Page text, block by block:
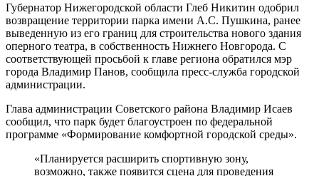
Губернатор Нижегородской области Глеб Никитин одобрил
возвращение территории парка имени А.С. Пушкина, ранее
выведенную из его границ для строительства нового здания
оперного театра, в собственность Нижнего Новгорода. С
соответствующей просьбой к главе региона обратился мэр
города Владимир Панов, сообщила пресс-служба городской
администрации.
Глава администрации Советского района Владимир Исаев
сообщил, что парк будет благоустроен по федеральной
программе «Формирование комфортной городской среды».
«Планируется расширить спортивную зону,
возможно, также появится сцена для проведения